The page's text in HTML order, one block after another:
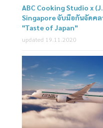
ABC Cooking Studio x
Singapore จับมือกันจัดคล
"Taste of Japan"
updated 19.11.2020